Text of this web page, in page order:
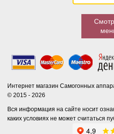
Интернет магазин Самогонных
© 2015 - 2026
Вся информация на сайте носит
каких условиях не может считаться